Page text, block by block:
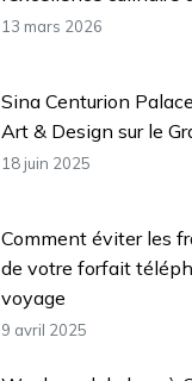
13 mars 2026
Sina Centurion
Art & Design sur le
18 juin 2025
Comment éviter les
de votre forfait
voyage
9 avril 2025